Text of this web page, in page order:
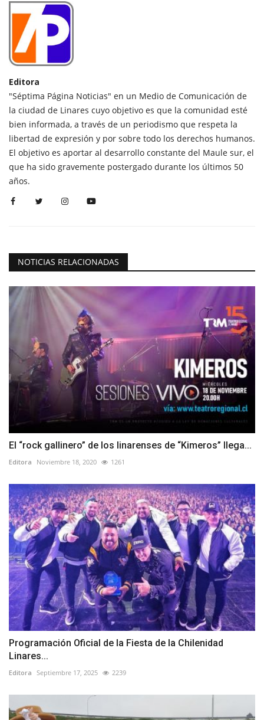
Editora
"Séptima Página Noticias" en un Medio de Comunicación de
la ciudad de Linares cuyo objetivo es que la comunidad esté
bien informada, a través de un periodismo que respeta la
libertad de expresión y por sobre todo los derechos humanos.
El objetivo es aportar al desarrollo constante del Maule sur, el
que ha sido gravemente postergado durante los últimos 50
años.
NOTICIAS RELACIONADAS
El “rock gallinero” de los linarenses de “Kimeros” llega...
Editora Noviembre 18, 2020 1261
Programación Oficial de la Fiesta de la Chilenidad
Linares...
Editora Septiembre 17, 2025 2239